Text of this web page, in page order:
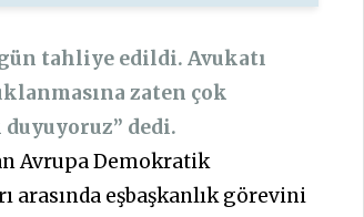
tahliye edildi. Avukatı
zaten çok
dedi.
Avrupa Demokratik
arasında eşbaşkanlık görevini